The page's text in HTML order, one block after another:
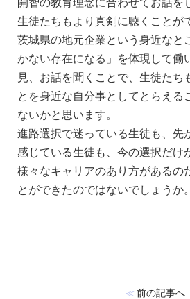
生徒たちもより真剣に聴くことが
茨城県の地元企業という身近なと
かない存在になる」を体現して働
見、お話を聞くことで、生徒たち
とを身近な自分事としてとらえる
ないかと思います。
進路選択で迷っている生徒も、先
感じている生徒も、今の選択だけ
様々なキャリアのあり方があるの
とができたのではないでしょうか。
≪ 前の記事へ